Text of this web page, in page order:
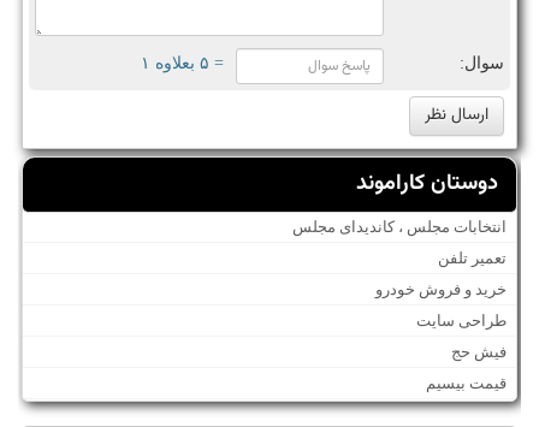
سوال: = ۵ بعلاوه ۱
دوستان کاراموند
انتخابات مجلس ، کاندیدای مجلس
تعمیر تلفن
خرید و فروش خودرو
طراحی سایت
فیش حج
قیمت بیسیم